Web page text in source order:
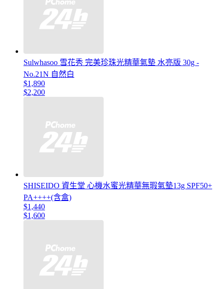
Sulwhasoo 雪花秀 完美珍珠光精華氣墊 水亮版 30g -
No.21N 自然白
$1,890
$2,200
SHISEIDO 資生堂 心機水蜜光精華無瑕氣墊13g SPF50+
PA++++(含盒)
$1,440
$1,600